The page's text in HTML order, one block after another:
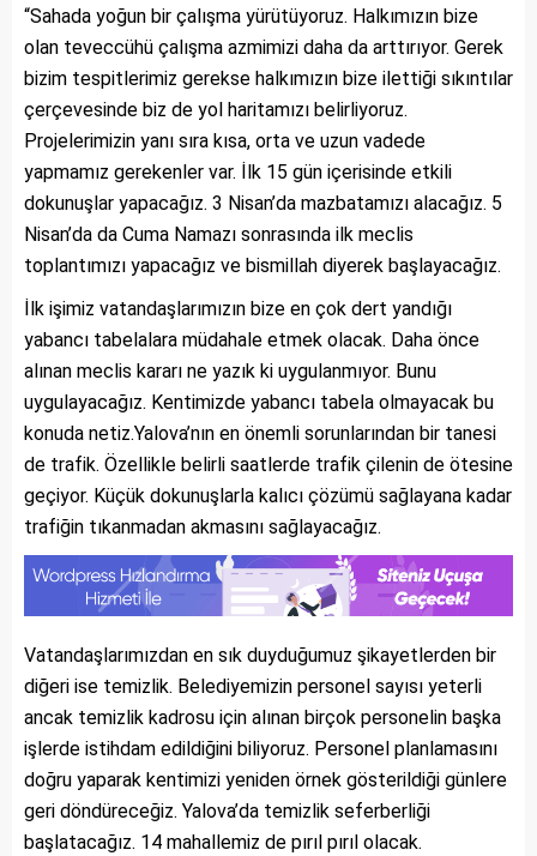
“Sahada yoğun bir çalışma yürütüyoruz. Halkımızın bize
olan teveccühü çalışma azmimizi daha da arttırıyor. Gerek
bizim tespitlerimiz gerekse halkımızın bize ilettiği sıkıntılar
çerçevesinde biz de yol haritamızı belirliyoruz.
Projelerimizin yanı sıra kısa, orta ve uzun vadede
yapmamız gerekenler var. İlk 15 gün içerisinde etkili
dokunuşlar yapacağız. 3 Nisan’da mazbatamızı alacağız. 5
Nisan’da da Cuma Namazı sonrasında ilk meclis
toplantımızı yapacağız ve bismillah diyerek başlayacağız.
İlk işimiz vatandaşlarımızın bize en çok dert yandığı
yabancı tabelalara müdahale etmek olacak. Daha önce
alınan meclis kararı ne yazık ki uygulanmıyor. Bunu
uygulayacağız. Kentimizde yabancı tabela olmayacak bu
konuda netiz.Yalova’nın en önemli sorunlarından bir tanesi
de trafik. Özellikle belirli saatlerde trafik çilenin de ötesine
geçiyor. Küçük dokunuşlarla kalıcı çözümü sağlayana kadar
trafiğin tıkanmadan akmasını sağlayacağız.
Vatandaşlarımızdan en sık duyduğumuz şikayetlerden bir
diğeri ise temizlik. Belediyemizin personel sayısı yeterli
ancak temizlik kadrosu için alınan birçok personelin başka
işlerde istihdam edildiğini biliyoruz. Personel planlamasını
doğru yaparak kentimizi yeniden örnek gösterildiği günlere
geri döndüreceğiz. Yalova’da temizlik seferberliği
başlatacağız. 14 mahallemiz de pırıl pırıl olacak.